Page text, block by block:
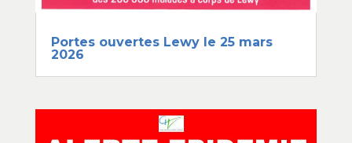
Portes ouvertes Lewy le 25 mars
2026